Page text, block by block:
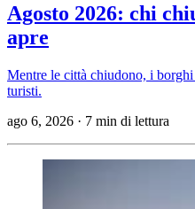
Agosto 2026: chi
apre
Mentre le città chiudono, i
turisti.
ago 6, 2026 · 7 min di lettura